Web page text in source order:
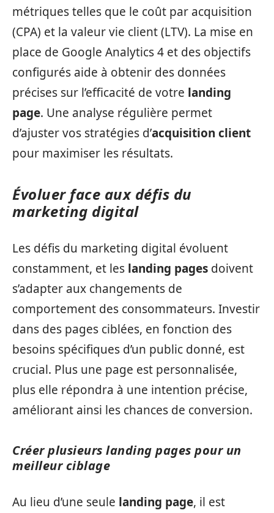
métriques telles que le coût par acquisition
(CPA) et la valeur vie client (LTV). La mise en
place de Google Analytics 4 et des objectifs
configurés aide à obtenir des données
précises sur l’efficacité de votre landing
page. Une analyse régulière permet
d’ajuster vos stratégies d’acquisition client
pour maximiser les résultats.
Évoluer face aux défis du
marketing digital
Les défis du marketing digital évoluent
constamment, et les landing pages doivent
s’adapter aux changements de
comportement des consommateurs. Investir
dans des pages ciblées, en fonction des
besoins spécifiques d’un public donné, est
crucial. Plus une page est personnalisée,
plus elle répondra à une intention précise,
améliorant ainsi les chances de conversion.
Créer plusieurs landing pages pour un
meilleur ciblage
Au lieu d’une seule landing page, il est